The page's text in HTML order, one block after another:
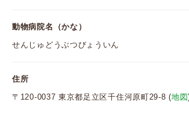
動物病院名（かな）
せんじゅどうぶつびょういん
住所
〒120-0037 東京都足立区千住河原町29-8 (地図